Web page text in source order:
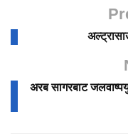
अरब सागरबाट